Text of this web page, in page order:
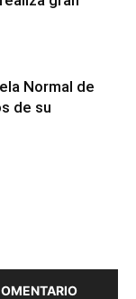
Normal de
de su